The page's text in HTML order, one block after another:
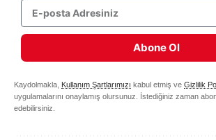
Abone Ol
Kaydolmakla, Kullanım Şartlarımızı kabul etmiş ve Gizlilik
uygulamalarını onaylamış olursunuz. İstediğiniz zaman
edebilirsiniz.